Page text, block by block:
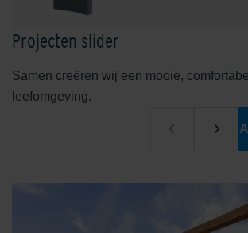
Projecten slider
Samen creëren wij een mooie,
leefomgeving.